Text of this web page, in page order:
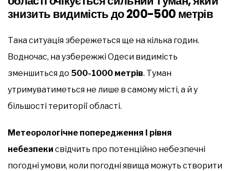
знизить видимість до 200-500 метрів
Така ситуація збережеться ще на кілька годин.
Водночас, на узбережжі Одеси видимість
зменшиться до 500-1000 метрів. Туман
утримуватиметься не лише в самому місті, а й у
більшості території області.
Метеорологічне попередження І рівня
небезпеки свідчить про потенційно небезпечні
погодні умови, коли погодні явища можуть створити